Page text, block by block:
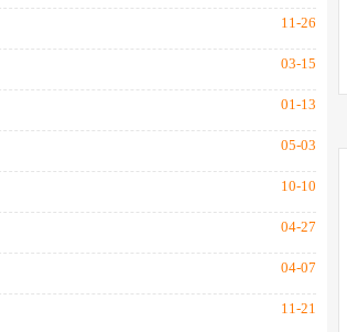
11-26
03-15
01-13
05-03
10-10
04-27
04-07
11-21